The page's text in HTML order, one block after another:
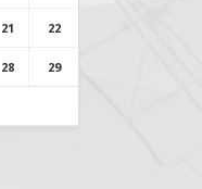
21 22
28 29